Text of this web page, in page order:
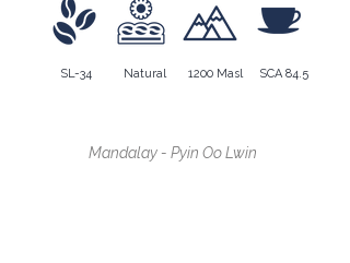
SL-34 Natural 1200 Masl SCA 84.5
Mandalay - Pyin Oo Lwin